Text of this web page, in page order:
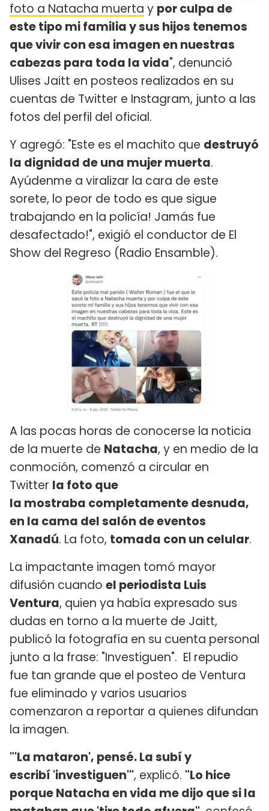
foto a Natacha muerta y por culpa de
este tipo mi familia y sus hijos tenemos
que vivir con esa imagen en nuestras
cabezas para toda la vida", denunció
Ulises Jaitt en posteos realizados en su
cuentas de Twitter e Instagram, junto a las
fotos del perfil del oficial.
Y agregó: "Este es el machito que destruyó
la dignidad de una mujer muerta.
Ayúdenme a viralizar la cara de este
sorete, lo peor de todo es que sigue
trabajando en la policía! Jamás fue
desafectado!", exigió el conductor de El
Show del Regreso (Radio Ensamble).
A las pocas horas de conocerse la noticia
de la muerte de Natacha, y en medio de la
conmoción, comenzó a circular en
Twitter la foto que
la mostraba completamente desnuda,
en la cama del salón de eventos
Xanadú. La foto, tomada con un celular.
La impactante imagen tomó mayor
difusión cuando el periodista Luis
Ventura, quien ya había expresado sus
dudas en torno a la muerte de Jaitt,
publicó la fotografía en su cuenta personal
junto a la frase: "Investiguen". El repudio
fue tan grande que el posteo de Ventura
fue eliminado y varios usuarios
comenzaron a reportar a quienes difundan
la imagen.
"'La mataron', pensé. La subí y
escribí 'investiguen'", explicó. "Lo hice
porque Natacha en vida me dijo que si la